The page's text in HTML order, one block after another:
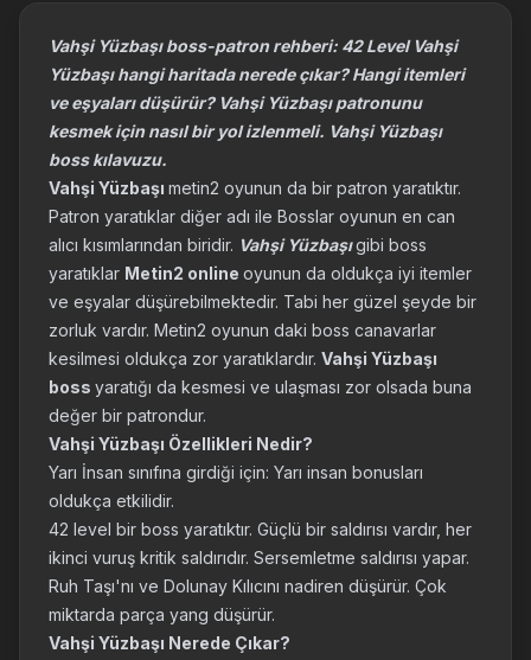
Vahşi Yüzbaşı boss-patron rehberi: 42 Level Vahşi
Yüzbaşı hangi haritada nerede çıkar? Hangi itemleri
ve eşyaları düşürür? Vahşi Yüzbaşı patronunu
kesmek için nasıl bir yol izlenmeli. Vahşi Yüzbaşı
boss kılavuzu.
Vahşi Yüzbaşı metin2 oyunun da bir patron yaratıktır.
Patron yaratıklar diğer adı ile Bosslar oyunun en can
alıcı kısımlarından biridir. Vahşi Yüzbaşıgibi boss
yaratıklar Metin2 online oyunun da oldukça iyi itemler
ve eşyalar düşürebilmektedir. Tabi her güzel şeyde bir
zorluk vardır. Metin2 oyunun daki boss canavarlar
kesilmesi oldukça zor yaratıklardır. Vahşi Yüzbaşı
boss yaratığı da kesmesi ve ulaşması zor olsada buna
değer bir patrondur.
Vahşi Yüzbaşı Özellikleri Nedir?
Yarı İnsan sınıfına girdiği için: Yarı insan bonusları
oldukça etkilidir.
42 level bir boss yaratıktır. Güçlü bir saldırısı vardır, her
ikinci vuruş kritik saldırıdır. Sersemletme saldırısı yapar.
Ruh Taşı'nı ve Dolunay Kılıcını nadiren düşürür. Çok
miktarda parça yang düşürür.
Vahşi Yüzbaşı Nerede Çıkar?